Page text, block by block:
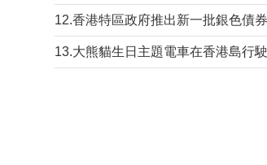
13.大熊貓生日主題電車在香港島行駛